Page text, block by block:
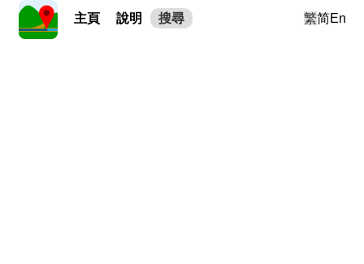
主頁 說明 搜尋 繁简En